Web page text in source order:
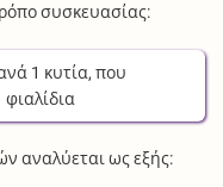
συσκευασίας:
1 κυτία, που
φιαλίδια
αναλύεται ως εξής: